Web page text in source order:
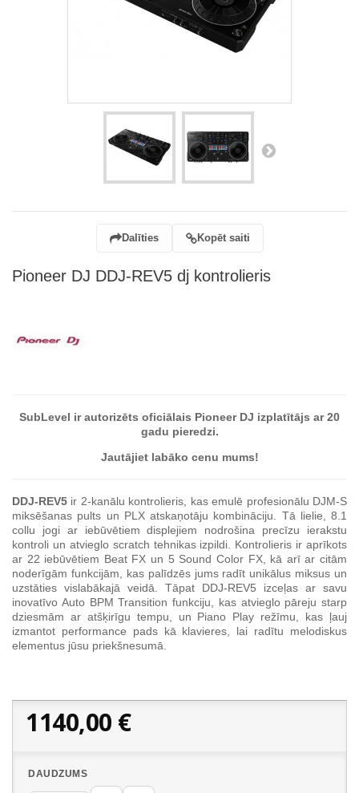
Dalīties Kopēt saiti
Pioneer DJ DDJ-REV5 dj kontrolieris
SubLevel ir autorizēts oficiālais Pioneer DJ izplatītājs ar 20
gadu pieredzi.
Jautājiet labāko cenu mums!
DDJ-REV5 ir 2-kanālu kontrolieris, kas emulē profesionālu DJM-S
miksēšanas pults un PLX atskaņotāju kombināciju. Tā lielie, 8.1
collu jogi ar iebūvētiem displejiem nodrošina precīzu ierakstu
kontroli un atvieglo scratch tehnikas izpildi. Kontrolieris ir aprīkots
ar 22 iebūvētiem Beat FX un 5 Sound Color FX, kā arī ar citām
noderīgām funkcijām, kas palīdzēs jums radīt unikālus miksus un
uzstāties vislabākajā veidā. Tāpat DDJ-REV5 izceļas ar savu
inovatīvo Auto BPM Transition funkciju, kas atvieglo pāreju starp
dziesmām ar atšķirīgu tempu, un Piano Play režīmu, kas ļauj
izmantot performance pads kā klavieres, lai radītu melodiskus
elementus jūsu priekšnesumā.
1140,00 €
DAUDZUMS